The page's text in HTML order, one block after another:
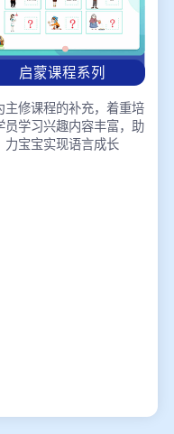
启蒙课程系列
主修课程的补充，着重培
员学习兴趣内容丰富，助
力宝宝实现语言成长